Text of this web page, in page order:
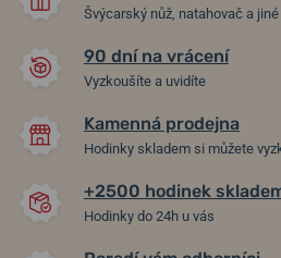
Seiko 5 Sports GMT Series
SSK003K1
Skladem ve čtvrtek 13. 8. u vás
13 690 Kč
Švýcarský nůž, natahovač a jiné
90 dní na vrácení
Vyzkoušíte a uvidíte
Kamenná prodejna
Hodinky skladem si můžete
+2500 hodinek
Hodinky do 24h u vás